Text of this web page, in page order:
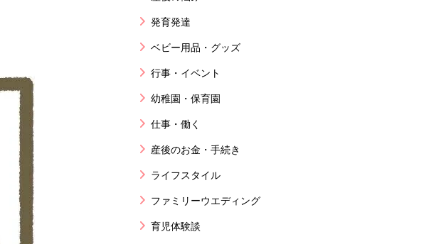
発育発達
ベビー用品・グッズ
行事・イベント
幼稚園・保育園
仕事・働く
産後のお金・手続き
ライフスタイル
ファミリーウエディング
育児体験談